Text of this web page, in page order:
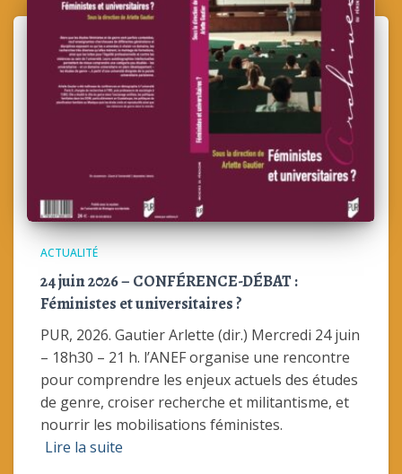
ACTUALITÉ
24 juin 2026 – CONFÉRENCE-DÉBAT :
Féministes et universitaires ?
PUR, 2026. Gautier Arlette (dir.) Mercredi 24 juin
– 18h30 – 21 h. l’ANEF organise une rencontre
pour comprendre les enjeux actuels des études
de genre, croiser recherche et militantisme, et
nourrir les mobilisations féministes.
Lire la suite